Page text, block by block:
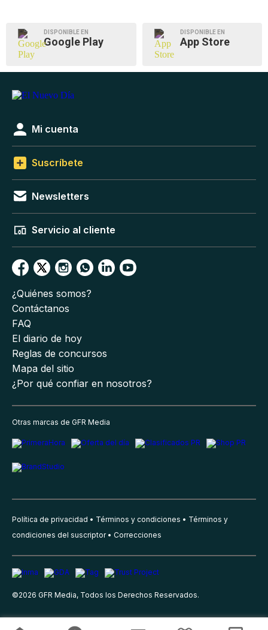
DISPONIBLE EN
Google Play
DISPONIBLE EN
App Store
Mi cuenta
Suscríbete
Newsletters
Servicio al cliente
¿Quiénes somos?
Contáctanos
FAQ
El diario de hoy
Reglas de concursos
Mapa del sitio
¿Por qué confiar en nosotros?
Otras marcas de GFR Media
Política de privacidad Términos y condiciones
Términos y
condiciones del suscriptor
Correcciones
©2026 GFR Media, Todos los Derechos Reservados.